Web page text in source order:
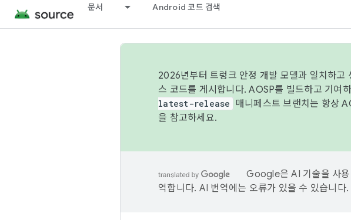
문서 Android 코드 검색
2026년부터 트렁크 안정 개발 모델과 일치하
스 코드를 게시합니다. AOSP를 빌드하고 기여
latest-release
매니페스트 브랜치는 항상
을 참고하세요.
Google은 AI 기술을 사용
역합니다. AI 번역에는 오류가 있을 수 있습니다.